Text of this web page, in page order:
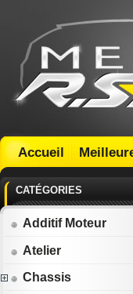
Accueil
CATÉGORIES
Additif Moteur
Atelier
Chassis